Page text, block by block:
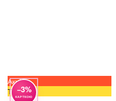
Акція
Топ−3%
КАРТКОЮ